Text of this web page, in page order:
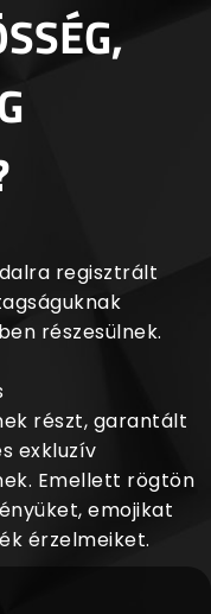
regisztrált
részesülnek.
részt, garantált
exkluzív
Emellett rögtön
emojikat
érzelmeiket.